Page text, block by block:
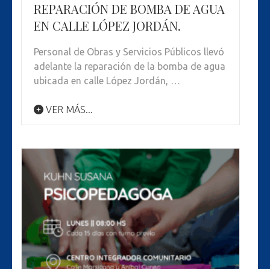
REPARACIÓN DE BOMBA DE AGUA
EN CALLE LÓPEZ JORDÁN.
Personal de Obras y Servicios Públicos llevó
adelante la reparación de la bomba de agua
ubicada en calle López Jordán, …
VER MÁS...